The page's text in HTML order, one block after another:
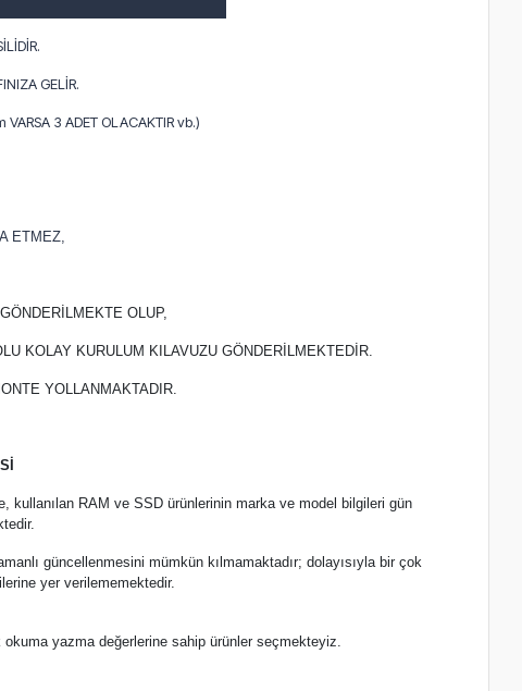
GELİR.
VARSA 3 ADET OLACAKTIR vb.)
ETMEZ,
OLUP,
KOLAY KURULUM KILAVUZU GÖNDERİLMEKTEDİR.
YOLLANMAKTADIR.
kullanılan RAM ve SSD ürünlerinin marka ve model bilgileri gün
güncellenmesini mümkün kılmamaktadır; dolayısıyla bir çok
yer verilememektedir.
yazma değerlerine sahip ürünler seçmekteyiz.